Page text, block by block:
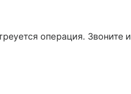
операция. Звоните и